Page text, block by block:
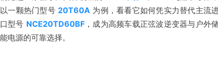
以一颗热门型号 20T60A 为例，看看它如何凭实力替代主流
口型号 NCE20TD60BF，成为高频车载正弦波逆变器与户外
能电源的可靠选择。